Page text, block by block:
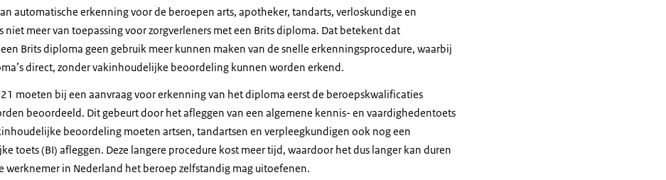
automatische erkenning voor de beroepen arts, apotheker, tandarts, verloskundige en
niet meer van toepassing voor zorgverleners met een Brits diploma. Dat betekent dat
Brits diploma geen gebruik meer kunnen maken van de snelle erkenningsprocedure, waarbij
direct, zonder vakinhoudelijke beoordeling kunnen worden erkend.
moeten bij een aanvraag voor erkenning van het diploma eerst de beroepskwalificaties
beoordeeld. Dit gebeurt door het afleggen van een algemene kennis- en vaardighedentoets
beoordeling moeten artsen, tandartsen en verpleegkundigen ook nog een
toets (BI) afleggen. Deze langere procedure kost meer tijd, waardoor het dus langer kan duren
werknemer in Nederland het beroep zelfstandig mag uitoefenen.